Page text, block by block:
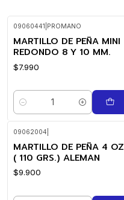
09060441 PROMANO
MARTILLO DE PEÑA MINI
REDONDO 8 Y 10 MM.
$7.990
Cantidad
09062004
MARTILLO DE PEÑA 4 OZ
( 110 GRS.) ALEMAN
$9.900